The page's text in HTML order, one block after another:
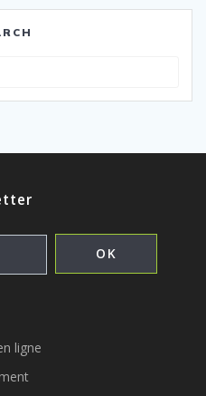
:
ligne